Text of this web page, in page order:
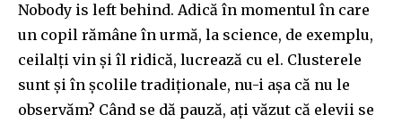
Nobody is left behind. Adică în momentul în care
un copil rămâne în urmă, la science, de exemplu,
ceilalți vin și îl ridică, lucrează cu el. Clusterele
sunt și în școlile tradiționale, nu-i așa că nu le
observăm? Când se dă pauză, ați văzut că elevii se